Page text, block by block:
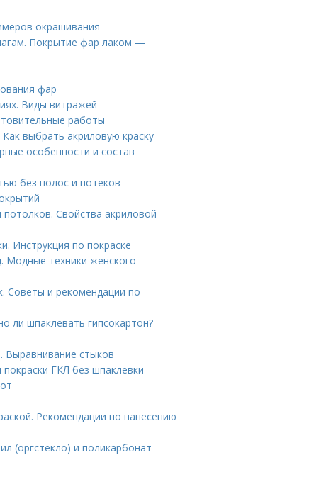
окрашивания
Покрытие фар лаком —
фар
Виды витражей
работы
выбрать акриловую краску
особенности и состав
без полос и потеков
Свойства акриловой
Инструкция по покраске
Модные техники женского
Советы и рекомендации по
ли шпаклевать гипсокартон?
Выравнивание стыков
ГКЛ без шпаклевки
Рекомендации по нанесению
(оргстекло) и поликарбонат